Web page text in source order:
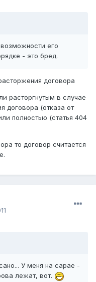
его
- это бред.
договора
расторгнутым в случае
договора (отказа от
полностью (статья 404
то договор считается
У меня на сарае -
лежат, вот.